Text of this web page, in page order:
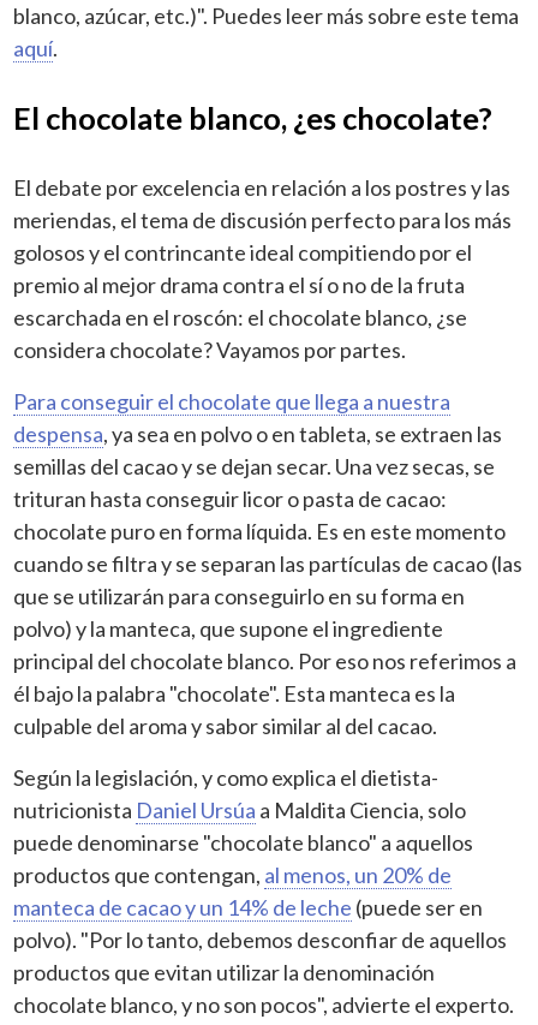
blanco, azúcar, etc.)". Puedes leer más sobre este tema
aquí.
El chocolate blanco, ¿es chocolate?
El debate por excelencia en relación a los postres y las
meriendas, el tema de discusión perfecto para los más
golosos y el contrincante ideal compitiendo por el
premio al mejor drama contra el sí o no de la fruta
escarchada en el roscón: el chocolate blanco, ¿se
considera chocolate? Vayamos por partes.
Para conseguir el chocolate que llega a nuestra
despensa, ya sea en polvo o en tableta, se extraen las
semillas del cacao y se dejan secar. Una vez secas, se
trituran hasta conseguir licor o pasta de cacao:
chocolate puro en forma líquida. Es en este momento
cuando se filtra y se separan las partículas de cacao (las
que se utilizarán para conseguirlo en su forma en
polvo) y la manteca, que supone el ingrediente
principal del chocolate blanco. Por eso nos referimos a
él bajo la palabra "chocolate". Esta manteca es la
culpable del aroma y sabor similar al del cacao.
Según la legislación, y como explica el dietista-
nutricionista Daniel Ursúa a Maldita Ciencia, solo
puede denominarse "chocolate blanco" a aquellos
productos que contengan, al menos, un 20% de
manteca de cacao y un 14% de leche (puede ser en
polvo). "Por lo tanto, debemos desconfiar de aquellos
productos que evitan utilizar la denominación
chocolate blanco, y no son pocos", advierte el experto.